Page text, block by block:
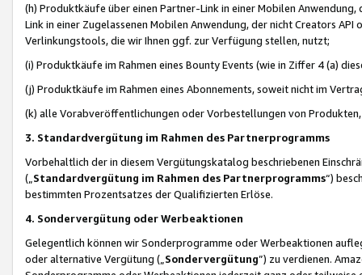
(h) Produktkäufe über einen Partner-Link in einer Mobilen
Link in einer Zugelassenen Mobilen Anwendung, der nicht Creators
Verlinkungstools, die wir Ihnen ggf. zur Verfügung stellen, nutzt;
(i) Produktkäufe im Rahmen eines Bounty Events (wie in Ziffer 4 (a)
(j) Produktkäufe im Rahmen eines Abonnements, soweit nicht im
(k) alle Vorabveröffentlichungen oder Vorbestellungen von
3. Standardvergütung im Rahmen des Partnerprogramms
Vorbehaltlich der in diesem Vergütungskatalog beschriebenen
(„ Standardvergütung im Rahmen des Partnerprogramms“)
bestimmten Prozentsatzes der Qualifizierten Erlöse.
4. Sondervergütung oder Werbeaktionen
Gelegentlich können wir Sonderprogramme oder Werbeaktionen
oder alternative Vergütung („ Sondervergütung”) zu verdienen.